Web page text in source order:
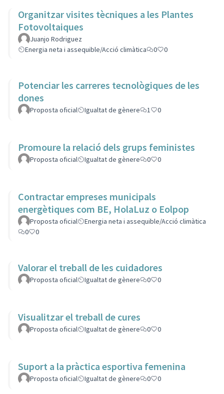
Organitzar visites tècniques a les Plantes
Fotovoltaiques
Juanjo Rodriguez
Energia neta i assequible/Acció climàtica
0 0
Potenciar les carreres tecnològiques de les
dones
Proposta oficial Igualtat de gènere 1 0
Promoure la relació dels grups feministes
Proposta oficial Igualtat de gènere 0 0
Contractar empreses municipals
energètiques com BE, HolaLuz o Eolpop
Proposta oficial
Energia neta i assequible/Acció climàtica
0
0
Valorar el treball de les cuidadores
Proposta oficial Igualtat de gènere 0 0
Visualitzar el treball de cures
Proposta oficial Igualtat de gènere 0 0
Suport a la pràctica esportiva femenina
Proposta oficial Igualtat de gènere 0 0